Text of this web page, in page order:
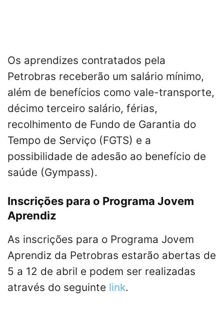
Os aprendizes contratados pela
Petrobras receberão um salário mínimo,
além de benefícios como vale-transporte,
décimo terceiro salário, férias,
recolhimento de Fundo de Garantia do
Tempo de Serviço (FGTS) e a
possibilidade de adesão ao benefício de
saúde (Gympass).
Inscrições para o Programa Jovem
Aprendiz
As inscrições para o Programa Jovem
Aprendiz da Petrobras estarão abertas de
5 a 12 de abril e podem ser realizadas
através do seguinte link.